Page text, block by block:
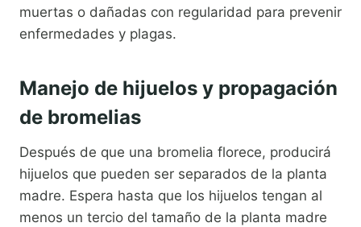
muertas o dañadas con regularidad para prevenir
enfermedades y plagas.
Manejo de hijuelos y propagación
de bromelias
Después de que una bromelia florece, producirá
hijuelos que pueden ser separados de la planta
madre. Espera hasta que los hijuelos tengan al
menos un tercio del tamaño de la planta madre